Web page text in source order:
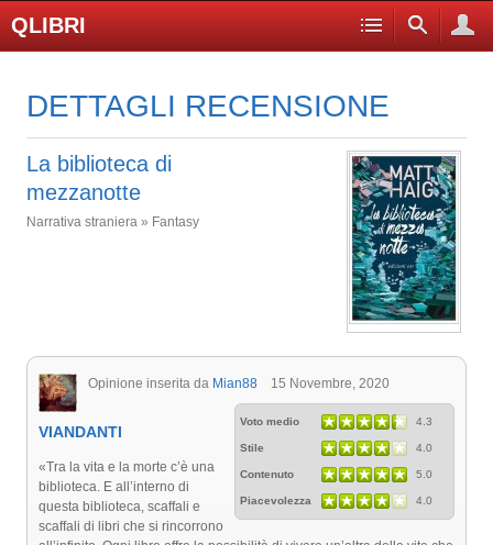
QLIBRI
DETTAGLI RECENSIONE
La biblioteca di
mezzanotte
Narrativa straniera » Fantasy
Opinione inserita da Mian88 15 Novembre, 2020
Voto medio 4.3
Stile 4.0
Contenuto 5.0
Piacevolezza 4.0
VIANDANTI
«Tra la vita e la morte c’è una
biblioteca. E all’interno di
questa biblioteca, scaffali e
scaffali di libri che si rincorrono